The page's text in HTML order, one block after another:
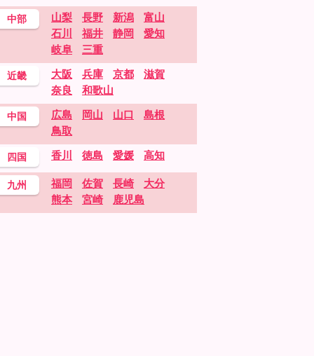
中部 山梨 長野 新潟
富山
石川
福井 静岡
愛知
岐阜
三重
近畿 大阪 兵庫 京都
滋賀
奈良
和歌山
中国 広島 岡山 山口
島根
鳥取
四国 香川 徳島 愛媛 高知
九州 福岡 佐賀 長崎
大分
熊本
宮崎 鹿児島